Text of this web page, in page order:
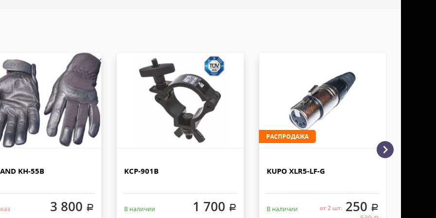
доставки от 1000
по Москве и до 10 км от
кг, габариты не более
доставки от 1500
из офиса или со склада
весом не более 30 кг и
весом не более 100 кг и габаритами не более 100х100х80 см. Заявку оформляет
получатель. К накладной должна быть приложена доверенность. Документы
отправляем с заказом или по ЭДО.
Доставка - другие ТК
При наличии товара на складе отправку осуществляем в течении 2-3 рабочих
дней с момента 100% предоплаты. Доставку грузов в ТК не производим, забор
груза с офиса или со склада. Заявку оформляет получатель. К накладной должна
быть приложена доверенность. Документы отправляем с заказом или по ЭДО.
KH-55B
3 800 .
KCP-901B
В наличии 1 700 .
РАСПРОДАЖА
KUPO XLR5-LF-G
В наличии от 2 шт. 250 .